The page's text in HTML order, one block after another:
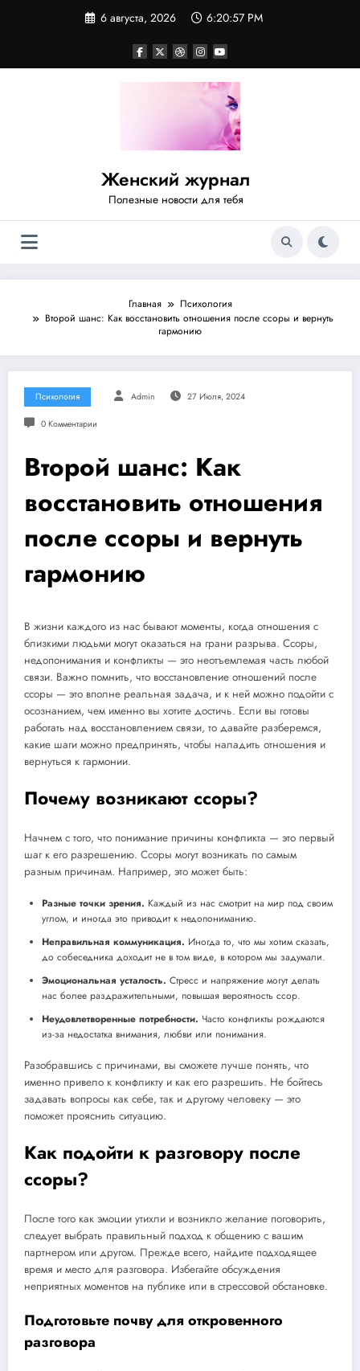
6 августа, 2026 6:20:58 PM
Женский журнал
Полезные новости для тебя
Главная
Психология
Второй шанс: Как восстановить отношения после ссоры и вернуть
гармонию
Психология Admin 27 Июля, 2024
0 Комментарии
Второй шанс: Как
восстановить отношения
после ссоры и вернуть
гармонию
В жизни каждого из нас бывают моменты, когда отношения с
близкими людьми могут оказаться на грани разрыва. Ссоры,
недопонимания и конфликты — это неотъемлемая часть любой
связи. Важно помнить, что восстановление отношений после
ссоры — это вполне реальная задача, и к ней можно подойти с
осознанием, чем именно вы хотите достичь. Если вы готовы
работать над восстановлением связи, то давайте разберемся,
какие шаги можно предпринять, чтобы наладить отношения и
вернуться к гармонии.
Почему возникают ссоры?
Начнем с того, что понимание причины конфликта — это первый
шаг к его разрешению. Ссоры могут возникать по самым
разным причинам. Например, это может быть:
Разные точки зрения. Каждый из нас смотрит на мир под своим
углом, и иногда это приводит к недопониманию.
Неправильная коммуникация. Иногда то, что мы хотим сказать,
до собеседника доходит не в том виде, в котором мы задумали.
Эмоциональная усталость. Стресс и напряжение могут делать
нас более раздражительными, повышая вероятность ссор.
Неудовлетворенные потребности. Часто конфликты рождаются
из-за недостатка внимания, любви или понимания.
Разобравшись с причинами, вы сможете лучше понять, что
именно привело к конфликту и как его разрешить. Не бойтесь
задавать вопросы как себе, так и другому человеку — это
поможет прояснить ситуацию.
Как подойти к разговору после
ссоры?
После того как эмоции утихли и возникло желание поговорить,
следует выбрать правильный подход к общению с вашим
партнером или другом. Прежде всего, найдите подходящее
время и место для разговора. Избегайте обсуждения
неприятных моментов на публике или в стрессовой обстановке.
Подготовьте почву для откровенного
разговора